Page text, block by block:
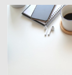
Saltar
contenido